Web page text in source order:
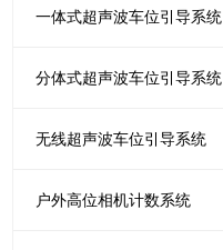
一体式超声波车位引导系统
分体式超声波车位引导系统
无线超声波车位引导系统
户外高位相机计数系统